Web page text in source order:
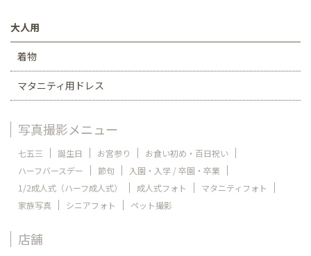
大人用
着物
マタニティ用ドレス
写真撮影メニュー
七五三 誕生日 お宮参り
お食い初め・百日祝い
ハーフバースデー
節句
入園・入学 / 卒園・卒業
1/2成人式（ハーフ成人式）
成人式フォト
マタニティフォト
家族写真
シニアフォト ペット撮影
店舗